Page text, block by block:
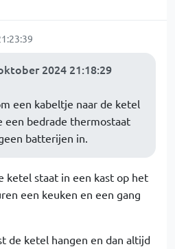
2024 21:18:29
een kabeltje naar de ketel
een bedrade thermostaat
batterijen in.
ketel staat in een kast op het
een keuken en een gang
de ketel hangen en dan altijd